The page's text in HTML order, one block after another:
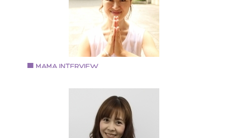
「子育てコーチング」に出会う。 ７年の専業主婦を経
て、介護福祉業界に従事しながら、子育てを学ぶ。 そ
後、「子育てコーチング」を知ってもらいたいという
いから講師を目指す。 現在、コーチ業と並行して介護
として多くの高齢者の方々と接している。 「０～１０
歳まで自分らしく！」をテーマに日々を過ごしている
グ添削・メルマガ・コラムの執筆・サークルを立ち上
げ、YouTube動画作製、イベントの企画運営を手がけ
る。 個人では月１の各種講座開催、個人セッションを
う。 大阪府大阪市出身 大阪在住 現在３児の母。
押谷 悠実さん
妊活Yoga Navigator HARUMIとして活動
・これまでに10000回以上のYOGA指導（ヨガ指導歴11
年、マタニティ・産後ママヨガ指導歴10年） ・子宝整